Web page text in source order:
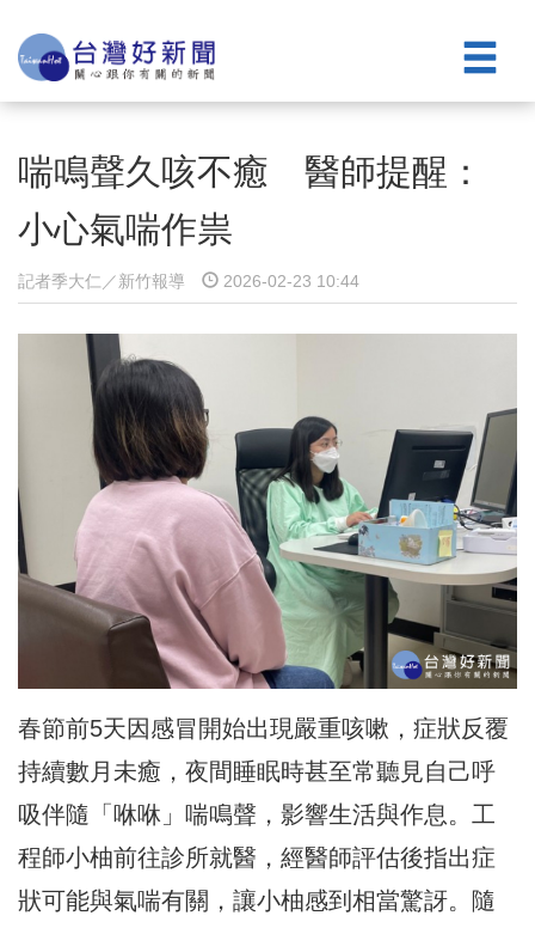
喘鳴聲久咳不癒 醫師提醒：
小心氣喘作祟
記者季大仁／新竹報導 2026-02-23 10:44
春節前5天因感冒開始出現嚴重咳嗽，症狀反覆
持續數月未癒，夜間睡眠時甚至常聽見自己呼
吸伴隨「咻咻」喘鳴聲，影響生活與作息。工
程師小柚前往診所就醫，經醫師評估後指出症
狀可能與氣喘有關，讓小柚感到相當驚訝。隨